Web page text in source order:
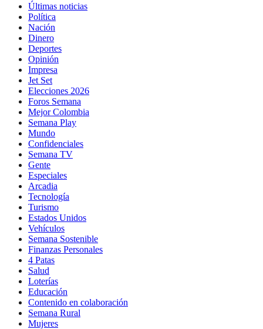
Últimas noticias
Política
Nación
Dinero
Deportes
Opinión
Impresa
Jet Set
Elecciones 2026
Foros Semana
Mejor Colombia
Semana Play
Mundo
Confidenciales
Semana TV
Gente
Especiales
Arcadia
Tecnología
Turismo
Estados Unidos
Vehículos
Semana Sostenible
Finanzas Personales
4 Patas
Salud
Loterías
Educación
Contenido en colaboración
Semana Rural
Mujeres